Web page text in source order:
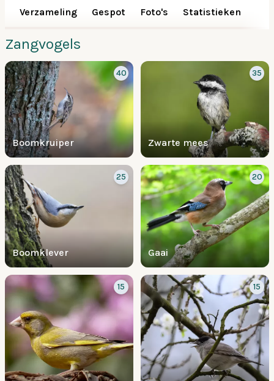
Verzameling Gespot Foto's Statistieken
Zangvogels
Boomkruiper
40
Zwarte mees
35
Boomklever
25
Gaai
20
15 15